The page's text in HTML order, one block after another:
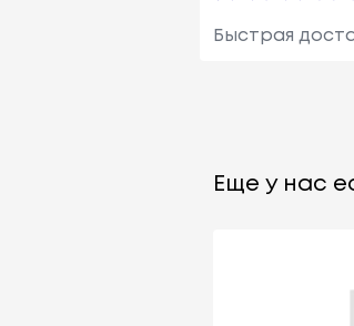
Быстрая
Еще у нас